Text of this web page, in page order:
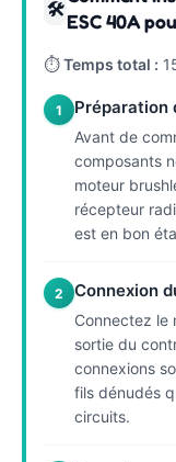
🛠
ESC 40A
⏱Temps total :
1 Préparation
Avant de
composants
moteur
récepteur
est en bon
2 Connexion
Connectez le
sortie du
connexions
fils dénudés
circuits.